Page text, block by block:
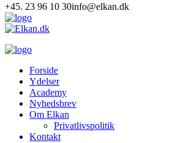
+45. 23 96 10 30info@elkan.dk
Forside
Ydelser
Academy
Nyhedsbrev
Om Elkan
Privatlivspolitik
Kontakt